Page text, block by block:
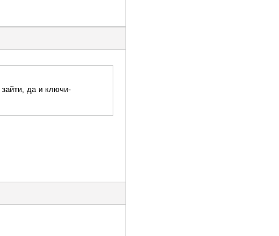
да и ключи-